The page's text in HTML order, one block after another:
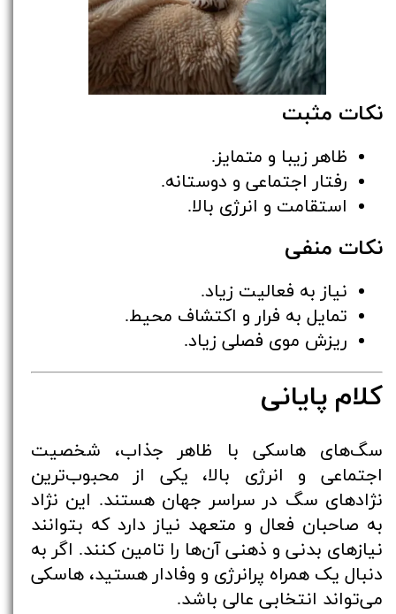
نکات مثبت
ظاهر زیبا و متمایز.
رفتار اجتماعی و دوستانه.
استقامت و انرژی بالا.
نکات منفی
نیاز به فعالیت زیاد.
تمایل به فرار و اکتشاف محیط.
ریزش موی فصلی زیاد.
کلام پایانی
سگ‌های هاسکی با ظاهر جذاب، شخصیت
اجتماعی و انرژی بالا، یکی از محبوب‌ترین
نژادهای سگ در سراسر جهان هستند. این نژاد
به صاحبان فعال و متعهد نیاز دارد که بتوانند
نیازهای بدنی و ذهنی آن‌ها را تامین کنند. اگر به
دنبال یک همراه پرانرژی و وفادار هستید، هاسکی
می‌تواند انتخابی عالی باشد.